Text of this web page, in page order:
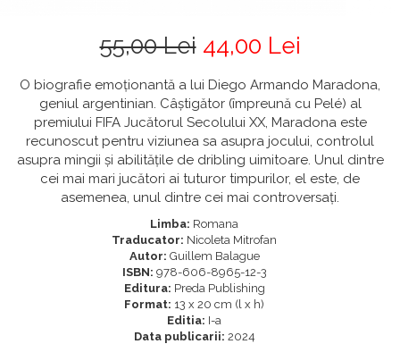
55,00 Lei 44,00 Lei
O biografie emoționantă a lui Diego Armando Maradona,
geniul argentinian. Câștigător (împreună cu Pelé) al
premiului FIFA Jucătorul Secolului XX, Maradona este
recunoscut pentru viziunea sa asupra jocului, controlul
asupra mingii și abilitățile de dribling uimitoare. Unul dintre
cei mai mari jucători ai tuturor timpurilor, el este, de
asemenea, unul dintre cei mai controversați.
Limba: Romana
Traducator: Nicoleta Mitrofan
Autor: Guillem Balague
ISBN: 978-606-8965-12-3
Editura: Preda Publishing
Format: 13 x 20 cm (l x h)
Editia: I-a
Data publicarii: 2024